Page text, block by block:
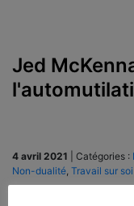
Jed
4 avril 2021 Catégories :
Non-dualité, Travail sur soi